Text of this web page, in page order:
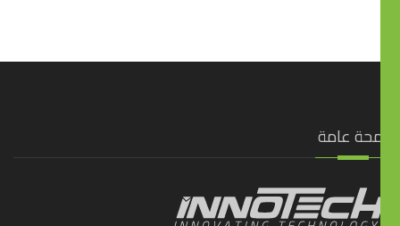
عامة